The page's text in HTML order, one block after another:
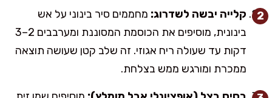
קלייה יבשה לשדרוג: מחממים סיר בינוני על אש
בינונית, מוסיפים את הכוסמת המסוננת ומערבבים 2–3
דקות עד שעולה ריח אגוזי. זה שלב קטן שעושה תוצאה
ממכרת ומורגש ממש בצלחת.